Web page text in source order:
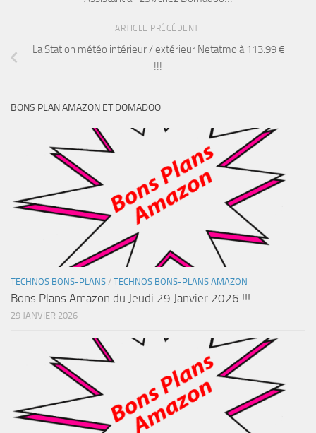
ARTICLE PRÉCÉDENT
La Station météo intérieur / extérieur Netatmo à 113.99 €
!!!
BONS PLAN AMAZON ET DOMADOO
TECHNOS BONS-PLANS / TECHNOS BONS-PLANS AMAZON
Bons Plans Amazon du Jeudi 29 Janvier 2026 !!!
29 JANVIER 2026